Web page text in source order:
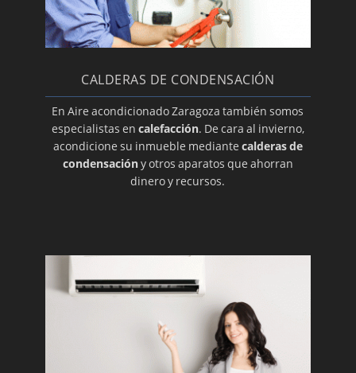
OFERTAS AIRE ACONDICIONADO VERANO
2014
Uso adecuado de su aire acondicionado
Mandos universales
Nuestras ofertas son ¡únicas!
Cómo limpiar el aire acondicionado
Rejillas lineales
Un termostato adecuado
Fundas para su equipo
Placas electrónicas nuevas
CALDERAS DE CONDENSACIÓN
En Aire acondicionado Zaragoza también somos
especialistas en calefacción. De cara al invierno,
acondicione su inmueble mediante calderas de
condensacióny otros aparatos que ahorran
dinero y recursos.